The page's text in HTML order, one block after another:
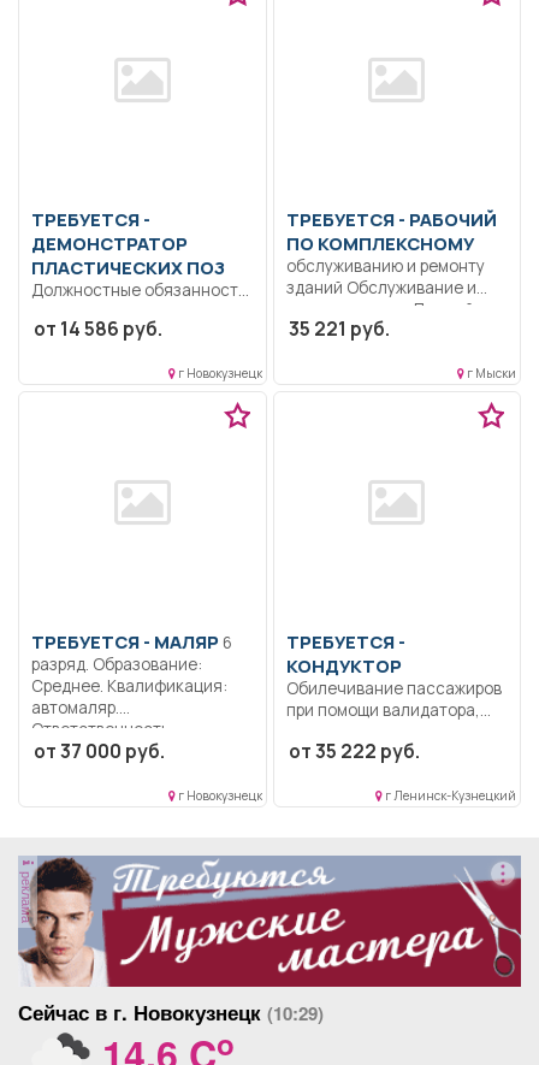
ТРЕБУЕТСЯ -
ДЕМОНСТРАТОР
ПЛАСТИЧЕСКИХ ПОЗ
Должностные обязанности
пластических поз
пластических поз
выполняет...
от 14 586 руб.
г Новокузнецк
ТРЕБУЕТСЯ - РАБОЧИЙ
ПО КОМПЛЕКСНОМУ
обслуживанию и ремонту
зданий Обслуживание и
ремонт здания.. Полный
рабочий...
35 221 руб.
г Мыски
ТРЕБУЕТСЯ - МАЛЯР
разряд. Образование:
Среднее. Квалификация:
автомаляр.
Ответственность..
Выполнение работы по
от 37 000 руб.
г Новокузнецк
ТРЕБУЕТСЯ -
КОНДУКТОР
Обилечивание пассажиров
при помощи валидатора,
от 35 222 руб.
г Ленинск-Кузнецкий
реклама
Сейчас в г. Новокузнецк (10:29)
14.6 Co